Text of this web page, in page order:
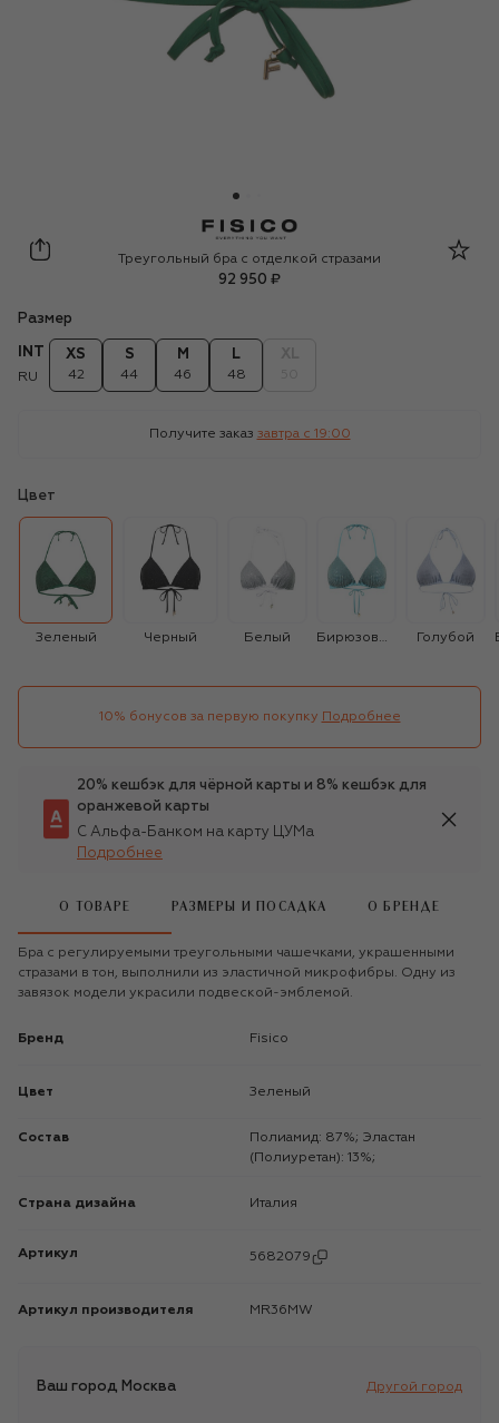
Fisico
Треугольный бра с отделкой стразами
92 950 ₽
Размер
INT
RU
XS
42
S
44
M
46
L
48
Получите заказ завтра c 19:00
Цвет
Зеленый Черный Белый Бирюзовый Голубой
10% бонусов за первую покупку Подробнее
20% кешбэк для чёрной карты и 8% кешбэк для
оранжевой карты
С Альфа-Банком на карту ЦУМа
Подробнее
О ТОВАРЕ РАЗМЕРЫ И ПОСАДКА О БРЕНДЕ
Бра с регулируемыми треугольными чашечками, украшенными
стразами в тон, выполнили из эластичной микрофибры. Одну из
завязок модели украсили подвеской-эмблемой.
Бренд Fisico
Цвет Зеленый
Состав
Полиамид: 87%; Эластан
(Полиуретан): 13%;
Страна дизайна Италия
Артикул 5682079
Артикул производителя MR36MW
Ваш город Москва Другой город